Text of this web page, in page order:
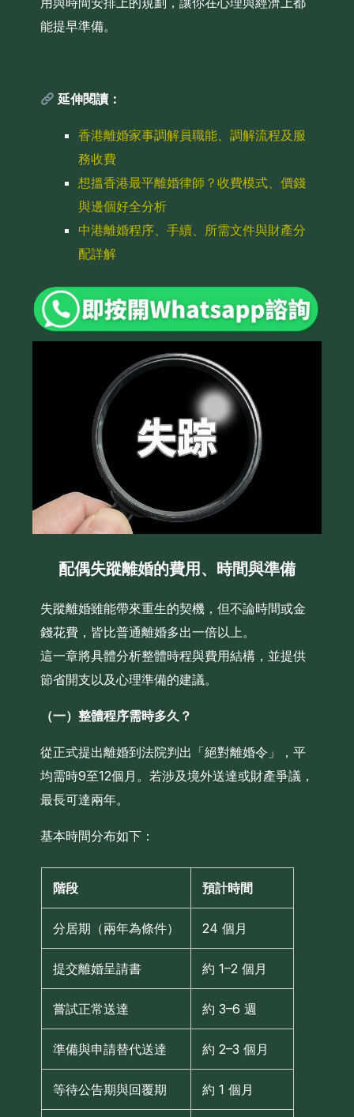
能提早準備。
延伸閱讀：
香港離婚家事調解員職能、調解流程及服
務收費
想搵香港最平離婚律師？收費模式、價錢
與邊個好全分析
中港離婚程序、手續、所需文件與財產分
配詳解
配偶失蹤離婚的費用、時間與準備
失蹤離婚雖能帶來重生的契機，但不論時間或金
錢花費，皆比普通離婚多出一倍以上。
這一章將具體分析整體時程與費用結構，並提供
節省開支以及心理準備的建議。
（一）整體程序需時多久？
從正式提出離婚到法院判出「絕對離婚令」，平
均需時9至12個月。若涉及境外送達或財產爭議，
最長可達兩年。
基本時間分布如下：
階段 預計時間
分居期（兩年為條件） 24 個月
提交離婚呈請書 約 1–2 個月
嘗試正常送達 約 3–6 週
準備與申請替代送達 約 2–3 個月
等待公告期與回覆期 約 1 個月